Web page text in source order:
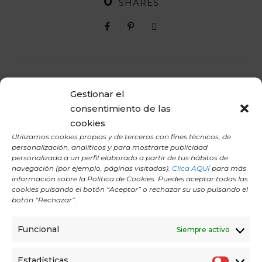
Gestionar el
consentimiento de las
cookies
Utilizamos cookies propias y de terceros con fines técnicos, de
personalización, analíticos y para mostrarte publicidad
personalizada a un perfil elaborado a partir de tus hábitos de
navegación (por ejemplo, páginas visitadas). Clica AQUÍpara más
información sobre la Política de Cookies. Puedes aceptar todas las
cookies pulsando el botón “Aceptar” o rechazar su uso pulsando el
botón “Rechazar”.
Funcional Siempre activo
SHARES
LEAVE A REPLY